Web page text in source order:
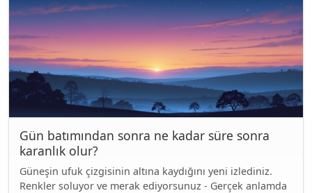
Gün batımından sonra ne kadar süre sonra
karanlık olur?
Güneşin ufuk çizgisinin altına kaydığını yeni izlediniz.
Renkler soluyor ve merak ediyorsunuz - Gerçek anlamda